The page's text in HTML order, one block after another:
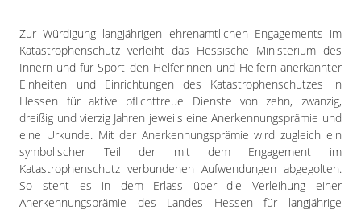
Zur Würdigung langjährigen ehrenamtlichen Engagements im
Katastrophenschutz verleiht das Hessische Ministerium des
Innern und für Sport den Helferinnen und Helfern anerkannter
Einheiten und Einrichtungen des Katastrophenschutzes in
Hessen für aktive pflichttreue Dienste von zehn, zwanzig,
dreißig und vierzig Jahren jeweils eine Anerkennungsprämie und
eine Urkunde. Mit der Anerkennungsprämie wird zugleich ein
symbolischer Teil der mit dem Engagement im
Katastrophenschutz verbundenen Aufwendungen abgegolten.
So steht es in dem Erlass über die Verleihung einer
Anerkennungsprämie des Landes Hessen für langjährige